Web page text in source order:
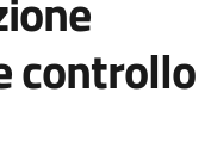
controllo